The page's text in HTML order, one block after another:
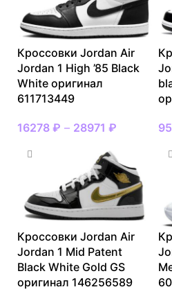
Кроссовки Jordan Air
Jordan 1 High ’85 Black
White оригинал
611713449
16278 ₽ – 28971 ₽
Кроссовки Jordan Air
Jordan 1 Mid Patent
Black White Gold GS
оригинал 146256589